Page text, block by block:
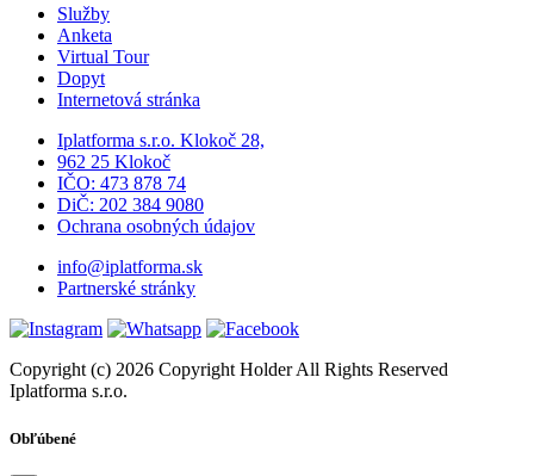
Služby
Anketa
Virtual Tour
Dopyt
Internetová stránka
Iplatforma s.r.o. Klokoč 28,
962 25 Klokoč
IČO: 473 878 74
DiČ: 202 384 9080
Ochrana osobných údajov
info@iplatforma.sk
Partnerské stránky
Copyright (c) 2026 Copyright Holder All Rights Reserved
Iplatforma s.r.o.
Obľúbené